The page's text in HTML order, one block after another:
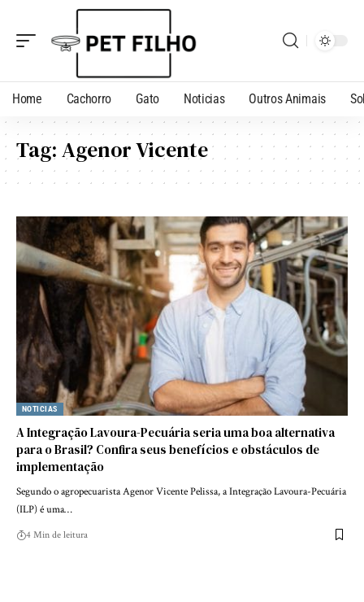
Home Cachorro Gato Noticias Outros Animais
Tag:Agenor Vicente
NOTICIAS
A Integração Lavoura-Pecuária seria uma boa alternativa
para o Brasil? Confira seus benefícios e obstáculos de
implementação
Segundo o agropecuarista Agenor Vicente Pelissa, a Integração Lavoura-Pecuária
(ILP) é uma…
4 Min de leitura